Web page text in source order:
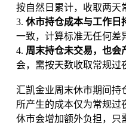
按自然日累计，收取两天
3. 休市持仓成本与工作日
一致，计算标准无任何差
4. 周末持仓未交易，也会
会，需按天数收取常规过
汇凯金业周末休市期间持
所产生的成本仅为常规过
休市会增加额外负担，只